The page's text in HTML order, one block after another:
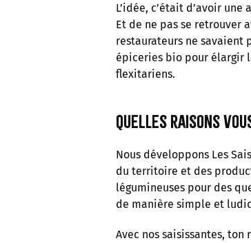
L’idée, c’était d’avoir
Et de ne pas se retrouver
restaurateurs ne savaient
épiceries bio pour élargir
flexitariens.
Quelles raisons
Nous développons Les
du territoire et des
légumineuses pour des
de manière simple et
Avec nos saisissantes,